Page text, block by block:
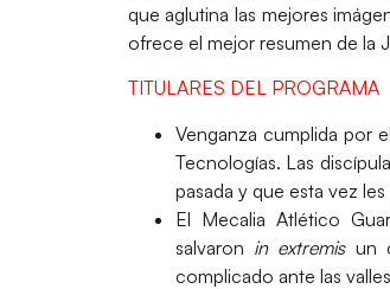
que aglutina las mejores
ofrece el mejor resumen de la
TITULARES DEL PROGRAMA
Venganza cumplida por
Tecnologías. Las
pasada y que esta vez
El Mecalia Atlético
salvaron in extremisun
complicado ante las